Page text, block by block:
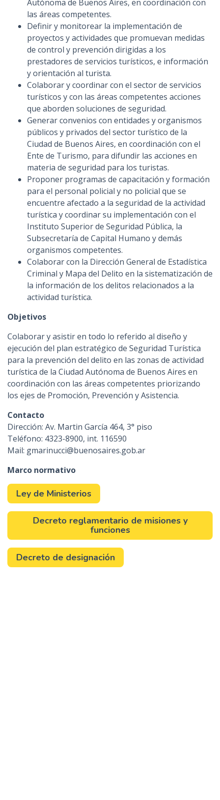
Autónoma de Buenos Aires, en coordinación con
las áreas competentes.
Definir y monitorear la implementación de
proyectos y actividades que promuevan medidas
de control y prevención dirigidas a los
prestadores de servicios turísticos, e información
y orientación al turista.
Colaborar y coordinar con el sector de servicios
turísticos y con las áreas competentes acciones
que aborden soluciones de seguridad.
Generar convenios con entidades y organismos
públicos y privados del sector turístico de la
Ciudad de Buenos Aires, en coordinación con el
Ente de Turismo, para difundir las acciones en
materia de seguridad para los turistas.
Proponer programas de capacitación y formación
para el personal policial y no policial que se
encuentre afectado a la seguridad de la actividad
turística y coordinar su implementación con el
Instituto Superior de Seguridad Pública, la
Subsecretaría de Capital Humano y demás
organismos competentes.
Colaborar con la Dirección General de Estadística
Criminal y Mapa del Delito en la sistematización de
la información de los delitos relacionados a la
actividad turística.
Objetivos
Colaborar y asistir en todo lo referido al diseño y
ejecución del plan estratégico de Seguridad Turística
para la prevención del delito en las zonas de actividad
turística de la Ciudad Autónoma de Buenos Aires en
coordinación con las áreas competentes priorizando
los ejes de Promoción, Prevención y Asistencia.
Contacto
Dirección: Av. Martin García 464, 3° piso
Teléfono: 4323-8900, int. 116590
Mail: gmarinucci@buenosaires.gob.ar
Marco normativo
Ley de Ministerios
Decreto reglamentario de misiones y
funciones
Decreto de designación